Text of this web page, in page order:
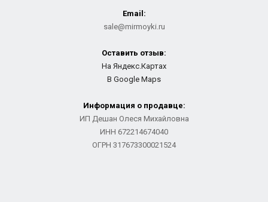
Email:
sale@mirmoyki.ru
Оставить отзыв:
На Яндекс.Картах
В Google Maps
Информация о продавце:
ИП Дешан Олеся Михайловна
ИНН 672214674040
ОГРН 317673300021524